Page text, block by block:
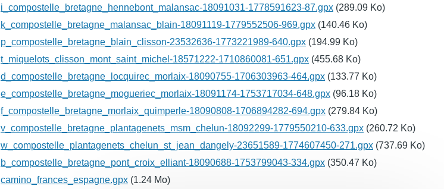
i_compostelle_bretagne_hennebont_malansac-18091031-1778591623-87.gpx (289.09 Ko)
k_compostelle_bretagne_malansac_blain-18091119-1779552506-969.gpx (140.46 Ko)
p_compostelle_bretagne_blain_clisson-23532636-1773221989-640.gpx (194.99 Ko)
t_miquelots_clisson_mont_saint_michel-18571222-1710860081-651.gpx (455.68 Ko)
d_compostelle_bretagne_locquirec_morlaix-18090755-1706303963-464.gpx (133.77 Ko)
e_compostelle_bretagne_mogueriec_morlaix-18091174-1753717034-648.gpx (96.18 Ko)
f_compostelle_bretagne_morlaix_quimperle-18090808-1706894282-694.gpx (279.84 Ko)
v_compostelle_bretagne_plantagenets_msm_chelun-18092299-1779550210-633.gpx (260.72 Ko)
w_compostelle_plantagenets_chelun_st_jean_dangely-23651589-1774607450-271.gpx (737.69 Ko)
b_compostelle_bretagne_pont_croix_elliant-18090688-1753799043-334.gpx (350.47 Ko)
camino_frances_espagne.gpx (1.24 Mo)